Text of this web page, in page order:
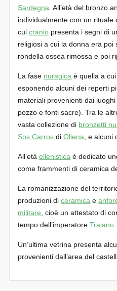
Sardegna . All’età del bronzo
individualmente con un
cuicranio presenta i segni di
religiosi a cui la donna era
rondella ossea rimossa e poi
La fase nuragica è quella a
esponendo alcuni dei reperti
materiali provenienti dai
pozzo e fonti sacre). Tra le
vasta collezione di bronzetti
Sos Carros diOliena , e
All’etàellenistica è dedicato
come frammenti di ceramica
La romanizzazione del
produzioni diceramica e
militare , cioè un attestato di
tempo dell’imperatoreTraiano
Un’ultima vetrina presenta
provenienti dall’area del